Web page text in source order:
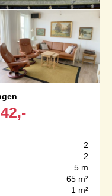
2
2
5 m
65 m²
1 m²